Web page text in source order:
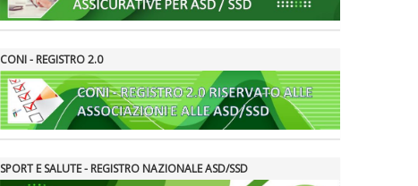
CONI - REGISTRO 2.0
SPORT E SALUTE - REGISTRO NAZIONALE ASD/SSD